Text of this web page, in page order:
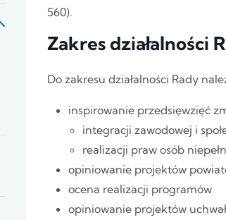
560).
Zakres działalności
Do zakresu działalności Rady
inspirowanie przedsięwzięć
integracji zawodowej i
realizacji praw osób
opiniowanie projektów
ocena realizacji programów
opiniowanie projektów